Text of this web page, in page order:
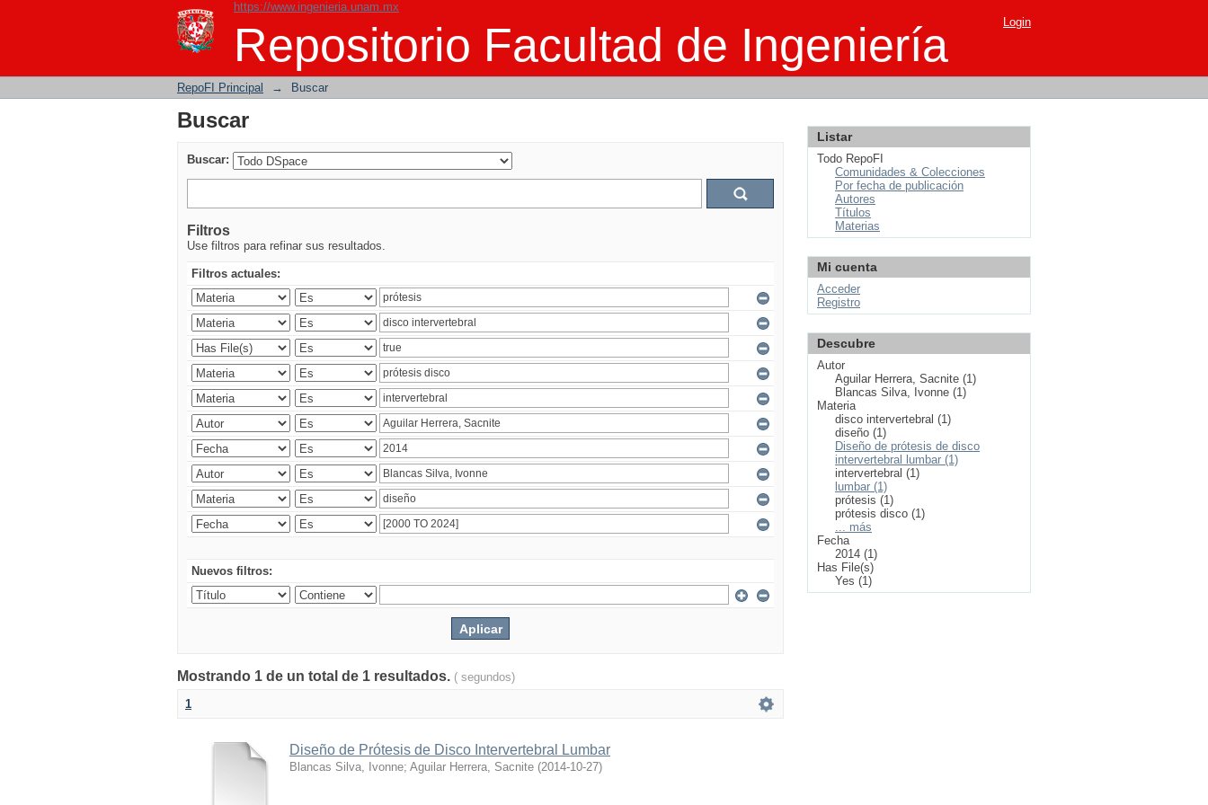
https://www.ingenieria.unam.mx
Repositorio Facultad de Ingeniería
Buscar Login
RepoFI Principal → Buscar
Buscar
Buscar:
Filtros
Use filtros para refinar sus resultados.
Filtros actuales:
Nuevos filtros:
Mostrando 1 de un total de 1 resultados. ( segundos)
1
Diseño de Prótesis de Disco Intervertebral Lumbar
Blancas Silva, Ivonne; Aguilar Herrera, Sacnite (2014-10-27)
Listar
Todo RepoFI
Comunidades & Colecciones
Por fecha de publicación
Autores
Títulos
Materias
Mi cuenta
Acceder
Registro
Descubre
Autor
Aguilar Herrera, Sacnite (1)
Blancas Silva, Ivonne (1)
Materia
disco intervertebral (1)
diseño (1)
Diseño de prótesis de disco
intervertebral lumbar (1)
intervertebral (1)
lumbar (1)
prótesis (1)
prótesis disco (1)
... más
Fecha
2014 (1)
Has File(s)
Yes (1)